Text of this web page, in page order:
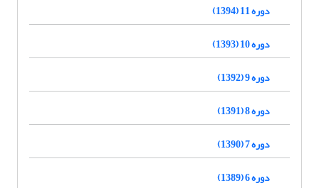
دوره 11 (1394)
دوره 10 (1393)
دوره 9 (1392)
دوره 8 (1391)
دوره 7 (1390)
دوره 6 (1389)